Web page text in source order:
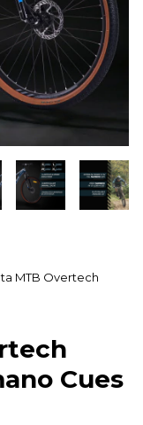
MTB Overtech
Cues